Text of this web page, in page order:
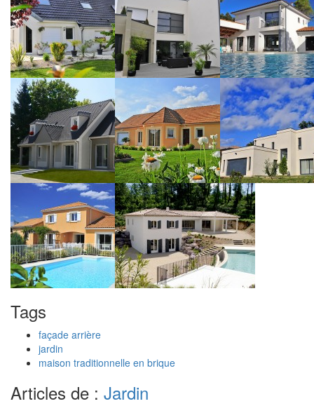
Tags
façade arrière
jardin
maison traditionnelle en brique
Articles de : Jardin